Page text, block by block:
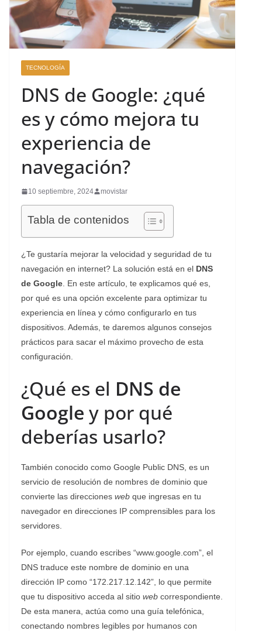
TECNOLOGÍA
DNS de Google: ¿qué
es y cómo mejora tu
experiencia de
navegación?
10 septiembre, 2024 movistar
Tabla de contenidos
¿Te gustaría mejorar la velocidad y seguridad de tu
navegación en internet? La solución está en el DNS
de Google . En este artículo, te explicamos qué es,
por qué es una opción excelente para optimizar tu
experiencia en línea y cómo configurarlo en tus
dispositivos. Además, te daremos algunos consejos
prácticos para sacar el máximo provecho de esta
configuración.
¿Qué es el DNS de
Google y por qué
deberías usarlo?
También conocido como Google Public DNS, es un
servicio de resolución de nombres de dominio que
convierte las direcciones web que ingresas en tu
navegador en direcciones IP comprensibles para los
servidores.
Por ejemplo, cuando escribes “www.google.com”, el
DNS traduce este nombre de dominio en una
dirección IP como “172.217.12.142”, lo que permite
que tu dispositivo acceda al sitio web correspondiente.
De esta manera, actúa como una guía telefónica,
conectando nombres legibles por humanos con